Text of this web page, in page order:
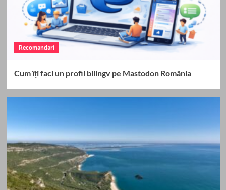
Recomandari
Cum îți faci un profil bilingv pe Mastodon România